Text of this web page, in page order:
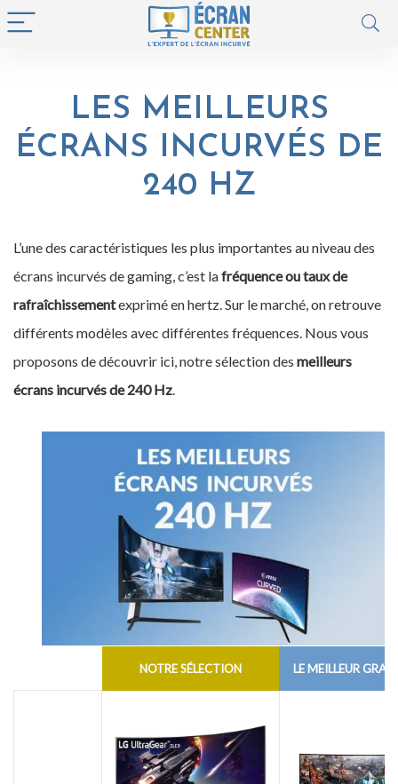
LES MEILLEURS
ÉCRANS INCURVÉS DE
240 HZ
L’une des caractéristiques les plus importantes au niveau des
écrans incurvés de gaming, c’est lafréquence ou taux de
rafraîchissementexprimé en hertz. Sur le marché, on retrouve
différents modèles avec différentes fréquences. Nous vous
proposons de découvrir ici, notre sélection des meilleurs
écrans incurvés de 240 Hz.
NOTRE SÉLECTION LE MEILLEUR